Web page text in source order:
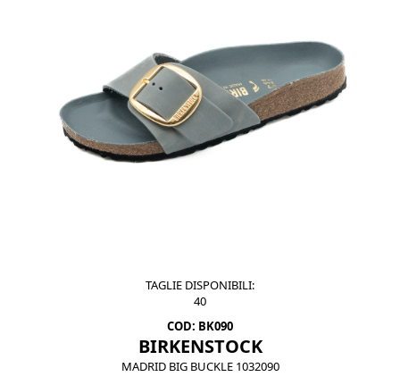
TAGLIE DISPONIBILI:
40
COD: BK090
BIRKENSTOCK
MADRID BIG BUCKLE 1032090